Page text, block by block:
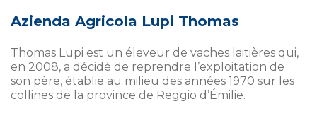
Azienda Agricola Lupi Thomas
Thomas Lupi est un éleveur de vaches laitières qui,
en 2008, a décidé de reprendre l’exploitation de
son père, établie au milieu des années 1970 sur les
collines de la province de Reggio d’Émilie.